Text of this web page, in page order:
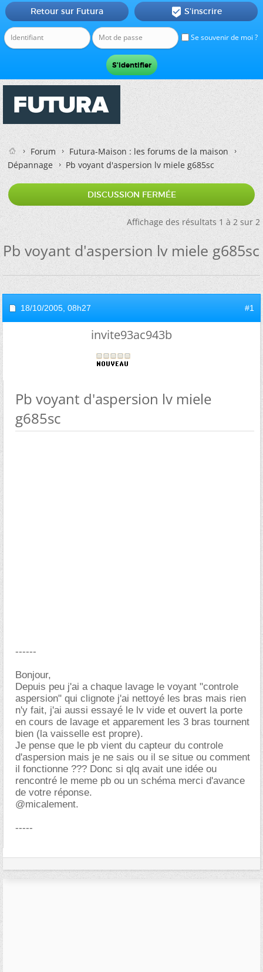
Se souvenir de moi ?
Retour sur Futura  S'inscrire
Forum
Futura-Maison : les forums de la maison
Dépannage
Pb voyant d'aspersion lv miele g685sc
DISCUSSION FERMÉE
Affichage des résultats 1 à 2 sur 2
Pb voyant d'aspersion lv miele g685sc
18/10/2005, 08h27 #1
invite93ac943b
Pb voyant d'aspersion lv miele
g685sc
------
Bonjour,
Depuis peu j'ai a chaque lavage le voyant "controle
aspersion" qui clignote j'ai nettoyé les bras mais rien
n'y fait, j'ai aussi essayé le lv vide et ouvert la porte
en cours de lavage et apparement les 3 bras tournent
bien (la vaisselle est propre).
Je pense que le pb vient du capteur du controle
d'aspersion mais je ne sais ou il se situe ou comment
il fonctionne ??? Donc si qlq avait une idée ou
rencontré le meme pb ou un schéma merci d'avance
de votre réponse.
@micalement.
-----